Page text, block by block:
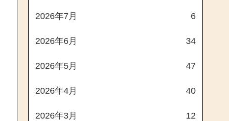
2026年7月 6
2026年6月 34
2026年5月 47
2026年4月 40
2026年3月 12